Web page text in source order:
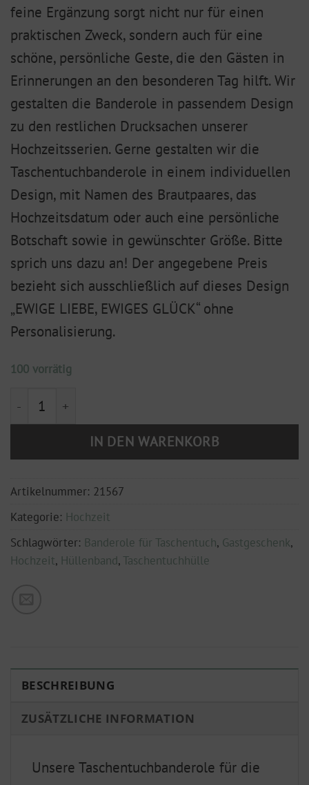
feine Ergänzung sorgt nicht nur für einen
praktischen Zweck, sondern auch für eine
schöne, persönliche Geste, die den Gästen in
Erinnerungen an den besonderen Tag hilft. Wir
gestalten die Banderole in passendem Design
zu den restlichen Drucksachen unserer
Hochzeitsserien. Gerne gestalten wir die
Taschentuchbanderole in einem individuellen
Design, mit Namen des Brautpaares, das
Hochzeitsdatum oder auch eine persönliche
Botschaft sowie in gewünschter Größe. Bitte
sprich uns dazu an! Der angegebene Preis
bezieht sich ausschließlich auf dieses Design
„EWIGE LIEBE, EWIGES GLÜCK“ ohne
Personalisierung.
100 vorrätig
Banderole für ein Taschentuch - Ewige Liebe, ewiges
IN DEN WARENKORB
Artikelnummer: 21567
Kategorie: Hochzeit
Schlagwörter: Banderole für Taschentuch, Gastgeschenk,
Hochzeit, Hüllenband, Taschentuchhülle
BESCHREIBUNG
ZUSÄTZLICHE INFORMATION
Unsere Taschentuchbanderole für die